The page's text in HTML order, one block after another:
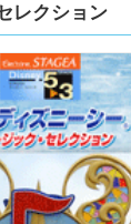
レクション